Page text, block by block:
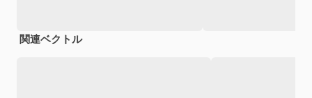
関連ベクトル